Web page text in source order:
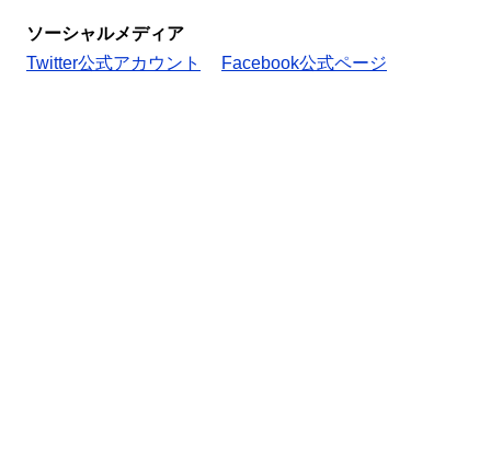
ソーシャルメディア
Twitter公式アカウント
Facebook公式ページ